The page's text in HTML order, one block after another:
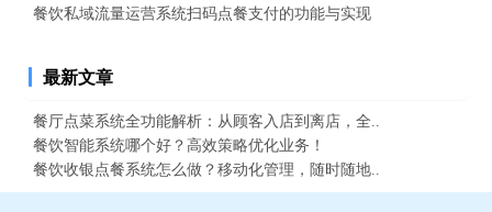
餐饮私域流量运营系统扫码点餐支付的功能与实现
最新文章
餐厅点菜系统全功能解析：从顾客入店到离店，全..
餐饮智能系统哪个好？高效策略优化业务！
餐饮收银点餐系统怎么做？移动化管理，随时随地..